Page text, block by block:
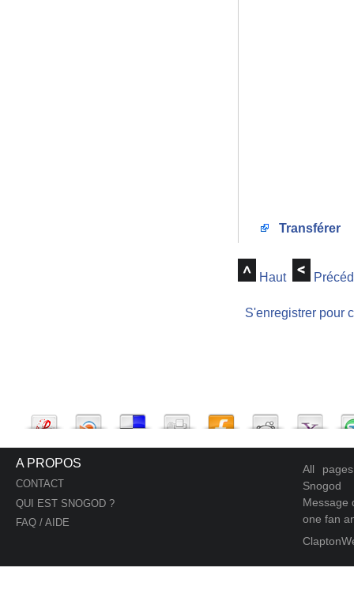
Transférer
Haut
S'enregistrer pour
A PROPOS
CONTACT
QUI EST SNOGOD ?
FAQ / AIDE
All
Snogod
Message
one fan